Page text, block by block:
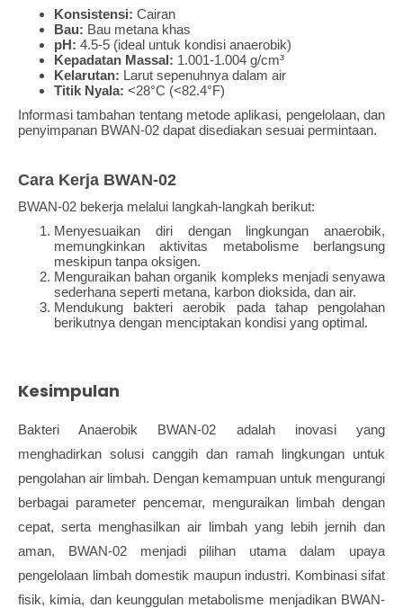
Konsistensi: Cairan
Bau: Bau metana khas
pH: 4.5-5 (ideal untuk kondisi anaerobik)
Kepadatan Massal: 1.001-1.004 g/cm³
Kelarutan: Larut sepenuhnya dalam air
Titik Nyala: <28°C (<82.4°F)
Informasi tambahan tentang metode aplikasi, pengelolaan, dan
penyimpanan BWAN-02 dapat disediakan sesuai permintaan.
Cara Kerja BWAN-02
BWAN-02 bekerja melalui langkah-langkah berikut:
Menyesuaikan diri dengan lingkungan anaerobik,
memungkinkan aktivitas metabolisme berlangsung
meskipun tanpa oksigen.
Menguraikan bahan organik kompleks menjadi senyawa
sederhana seperti metana, karbon dioksida, dan air.
Mendukung bakteri aerobik pada tahap pengolahan
berikutnya dengan menciptakan kondisi yang optimal.
Kesimpulan
Bakteri Anaerobik BWAN-02 adalah inovasi yang
menghadirkan solusi canggih dan ramah lingkungan untuk
pengolahan air limbah. Dengan kemampuan untuk mengurangi
berbagai parameter pencemar, menguraikan limbah dengan
cepat, serta menghasilkan air limbah yang lebih jernih dan
aman, BWAN-02 menjadi pilihan utama dalam upaya
pengelolaan limbah domestik maupun industri. Kombinasi sifat
fisik, kimia, dan keunggulan metabolisme menjadikan BWAN-